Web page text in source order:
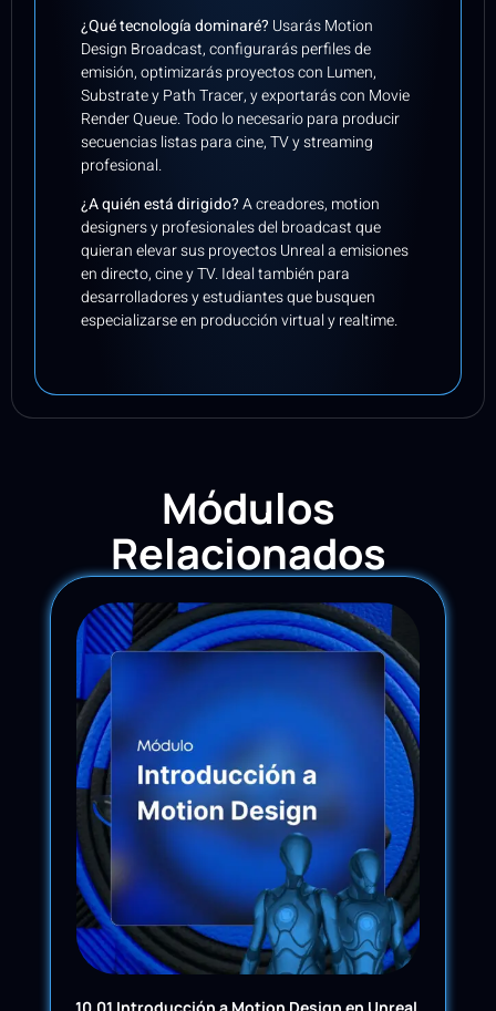
¿Qué tecnología dominaré? Usarás Motion
Design Broadcast, configurarás perfiles de
emisión, optimizarás proyectos con Lumen,
Substrate y Path Tracer, y exportarás con Movie
Render Queue. Todo lo necesario para producir
secuencias listas para cine, TV y streaming
profesional.
¿A quién está dirigido?A creadores, motion
designers y profesionales del broadcast que
quieran elevar sus proyectos Unreal a emisiones
en directo, cine y TV. Ideal también para
desarrolladores y estudiantes que busquen
especializarse en producción virtual y realtime.
Módulos
Relacionados